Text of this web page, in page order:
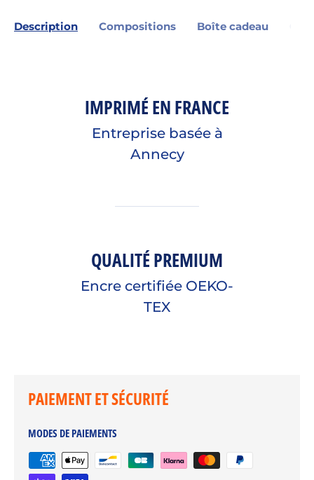
Description Compositions Boîte cadeau
IMPRIMÉ EN FRANCE
Entreprise basée à
Annecy
QUALITÉ PREMIUM
Encre certifiée OEKO-
TEX
PAIEMENT ET SÉCURITÉ
MODES DE PAIEMENTS